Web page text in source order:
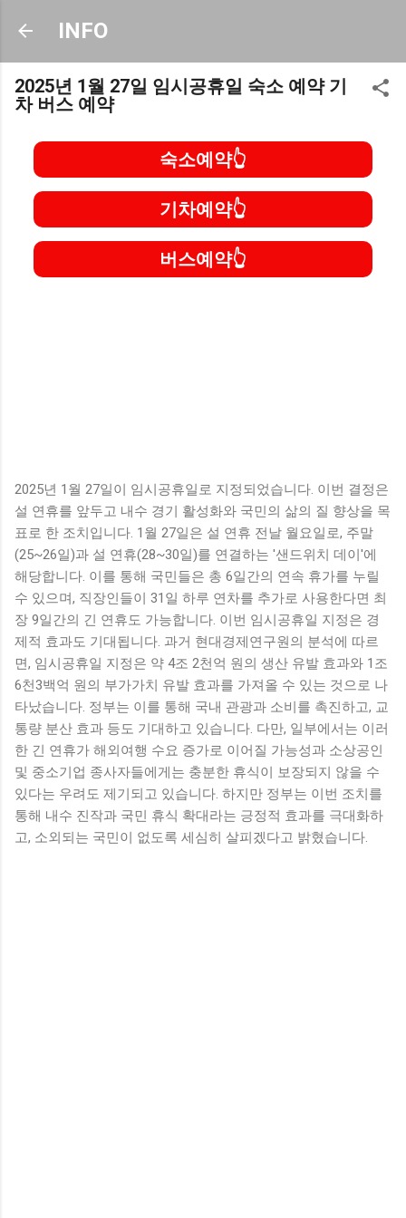
INFO
2025년 1월 27일 임시공휴일 숙소 예약 기
차 버스 예약
숙소예약
기차예약
버스예약
2025년 1월 27일이 임시공휴일로 지정되었습니다. 이번 결정은
설 연휴를 앞두고 내수 경기 활성화와 국민의 삶의 질 향상을 목
표로 한 조치입니다. 1월 27일은 설 연휴 전날 월요일로, 주말
(25~26일)과 설 연휴(28~30일)를 연결하는 '샌드위치 데이'에
해당합니다. 이를 통해 국민들은 총 6일간의 연속 휴가를 누릴
수 있으며, 직장인들이 31일 하루 연차를 추가로 사용한다면 최
장 9일간의 긴 연휴도 가능합니다. 이번 임시공휴일 지정은 경
제적 효과도 기대됩니다. 과거 현대경제연구원의 분석에 따르
면, 임시공휴일 지정은 약 4조 2천억 원의 생산 유발 효과와 1조
6천3백억 원의 부가가치 유발 효과를 가져올 수 있는 것으로 나
타났습니다. 정부는 이를 통해 국내 관광과 소비를 촉진하고, 교
통량 분산 효과 등도 기대하고 있습니다. 다만, 일부에서는 이러
한 긴 연휴가 해외여행 수요 증가로 이어질 가능성과 소상공인
및 중소기업 종사자들에게는 충분한 휴식이 보장되지 않을 수
있다는 우려도 제기되고 있습니다. 하지만 정부는 이번 조치를
통해 내수 진작과 국민 휴식 확대라는 긍정적 효과를 극대화하
고, 소외되는 국민이 없도록 세심히 살피겠다고 밝혔습니다.